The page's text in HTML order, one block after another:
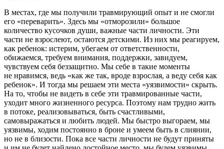
В местах, где мы получили травмирующий опыт и не смогли
его «переварить». Здесь мы «отморозили» большое
количество кусочков души, важные части личности. Эти
части не взрослеют, остаются детскими. Из них мы реагируем,
как ребенок: истерим, убегаем от ответственности,
обижаемся, требуем внимания, поддержки, завидуем,
чувствуем себя беззащитно. Мы себе в такие моменты
не нравимся, ведь «как же так, вроде взрослая, а веду себя как
ребенок». И тогда мы решаем эти места «уязвимости» скрыть.
На то, чтобы не видеть в себе эти травмированные части,
уходит много жизненного ресурса. Поэтому нам трудно жить
в потоке, реализовываться, быть счастливыми,
самовыражаться и любить людей. Мы быстро выгораем, мы
уязвимы, ходим постоянно в броне и умеем быть в слиянии,
но не в близости. Пока все части личности не будут приняты